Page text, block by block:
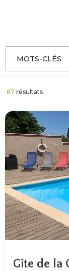
MOTS-CLÉS
87 résultats
Gîte de la